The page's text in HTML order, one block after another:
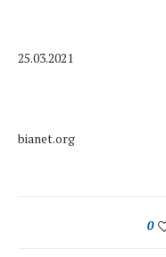
25.03.2021
bianet.org
0